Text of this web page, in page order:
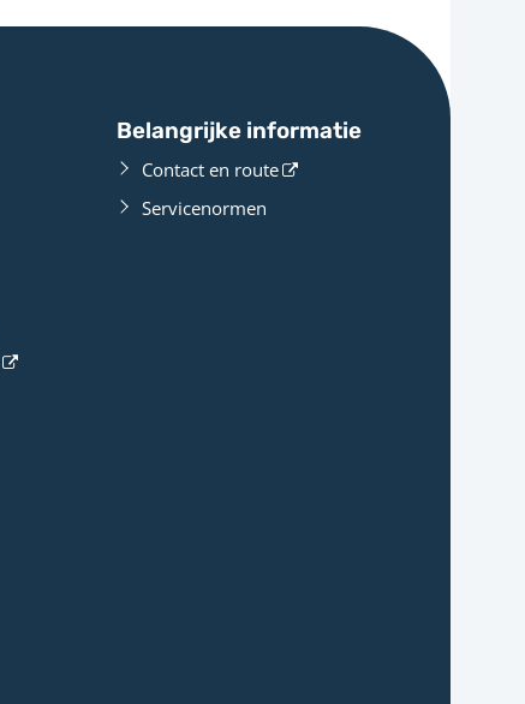
Belangrijke informatie
Contact en route
Servicenormen